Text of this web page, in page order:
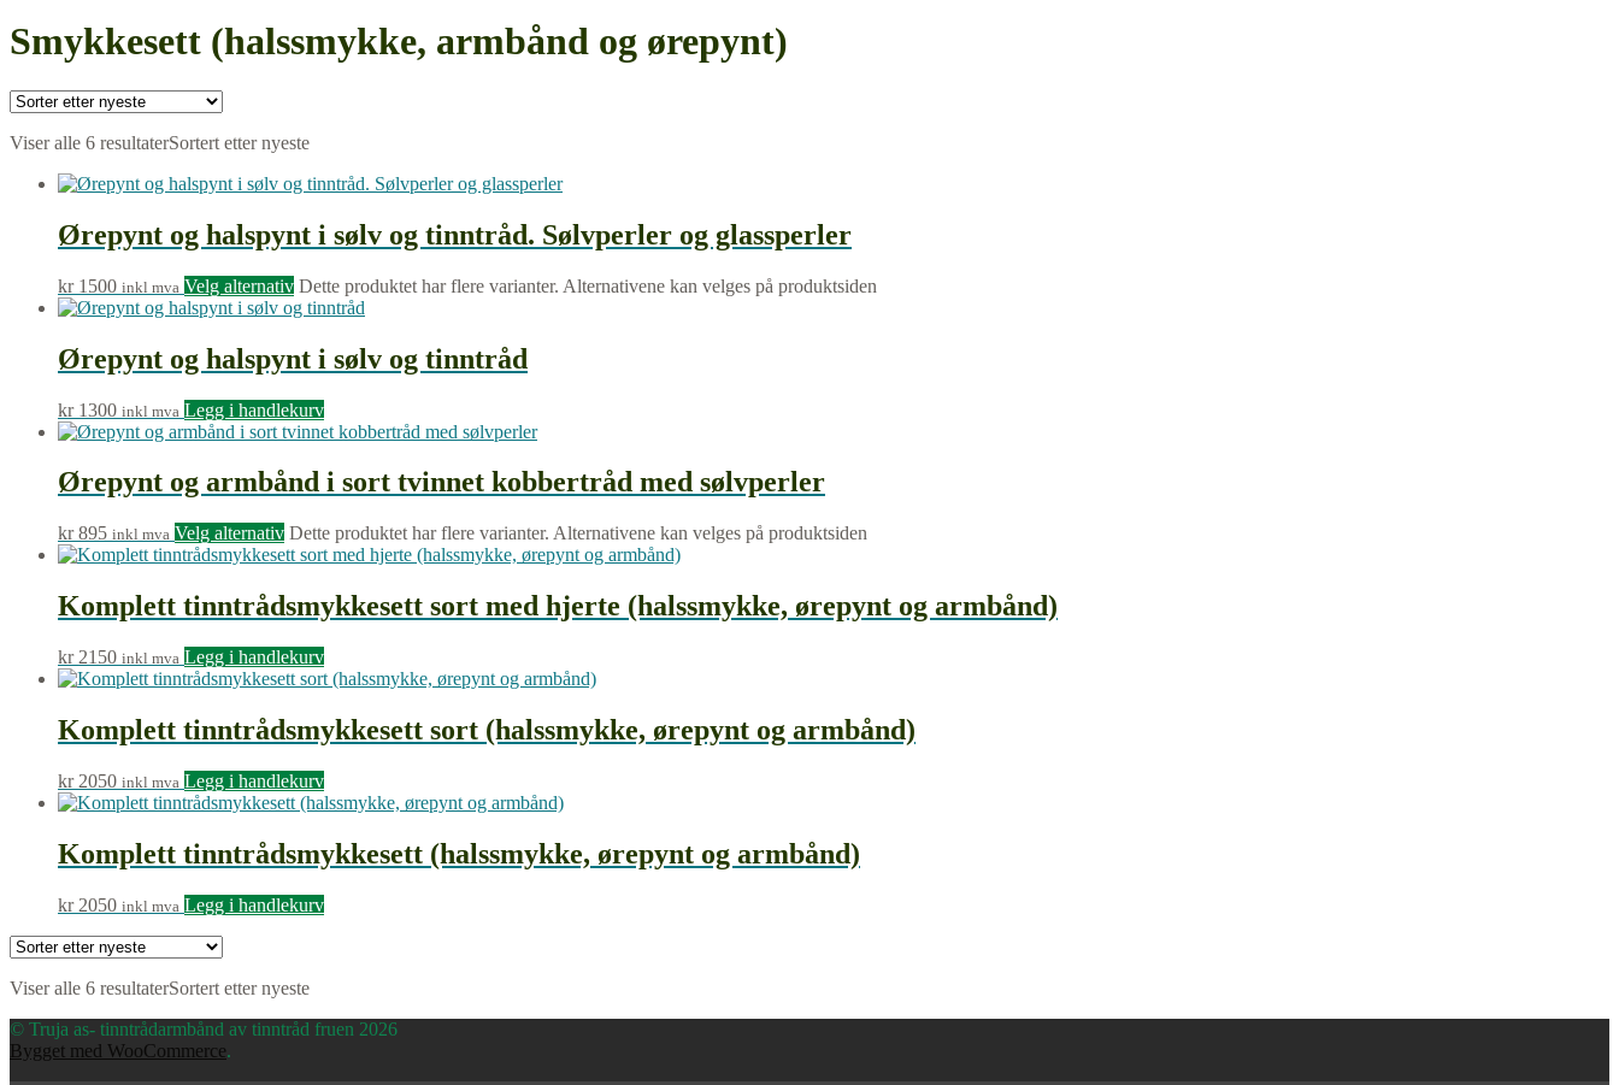
Smykkesett (halssmykke, armbånd og ørepynt)
Viser alle 6 resultaterSortert etter nyeste
Ørepynt og halspynt i sølv og tinntråd. Sølvperler og glassperler
kr1500 inkl mva Velg alternativ Dette produktet har flere varianter. Alternativene kan velges på produktsiden
Ørepynt og halspynt i sølv og tinntråd
kr1300 inkl mva Legg i handlekurv
Ørepynt og armbånd i sort tvinnet kobbertråd med sølvperler
kr895 inkl mva Velg alternativ Dette produktet har flere varianter. Alternativene kan velges på produktsiden
Komplett tinntrådsmykkesett sort med hjerte (halssmykke, ørepynt og armbånd)
kr2150 inkl mva Legg i handlekurv
Komplett tinntrådsmykkesett sort (halssmykke, ørepynt og armbånd)
kr2050 inkl mva Legg i handlekurv
Komplett tinntrådsmykkesett (halssmykke, ørepynt og armbånd)
kr2050 inkl mva Legg i handlekurv
Viser alle 6 resultaterSortert etter nyeste
© Truja as- tinntrådarmbånd av tinntråd fruen 2026
Bygget med WooCommerce.